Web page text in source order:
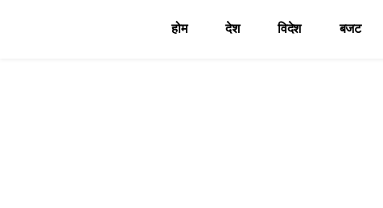
होम देश विदेश बजट